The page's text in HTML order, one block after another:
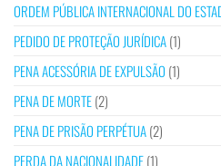
ORDEM PÚBLICA INTERNACIONAL DO
PEDIDO DE PROTEÇÃO JURÍDICA(1)
PENA ACESSÓRIA DE EXPULSÃO (1)
PENA DE MORTE(2)
PENA DE PRISÃO PERPÉTUA(2)
PERDA DA NACIONALIDADE(1)